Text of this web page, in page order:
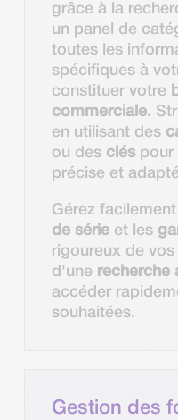
grâce à la
un panel de
toutes les
spécifiques à
constituer votre
commerciale.
en utilisant des
ou des cléspour
précise et
Gérez
de sérieet les
rigoureux de
d'une recherche
accéder
souhaitées.
Gestion des